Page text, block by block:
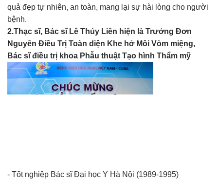
quả đẹp tự nhiên, an toàn, mang lại sự hài lòng cho người
bệnh.
2.Thạc sĩ, Bác sĩ Lê Thúy Liên hiện là Trưởng Đơn
Nguyên Điều Trị Toàn diện Khe hở Môi Vòm miệng,
Bác sĩ điều trị khoa Phẫu thuật Tạo hình Thẩm mỹ
- Tốt nghiệp Bác sĩ Đại học Y Hà Nội (1989-1995)